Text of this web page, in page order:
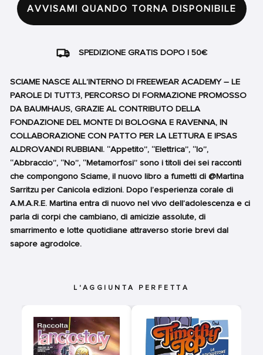
AVVISAMI QUANDO TORNA DISPONIBILE
SPEDIZIONE GRATIS DOPO I 50€
SCIAME NASCE ALL’INTERNO DI FREEWEAR ACADEMY – LE
PAROLE DI TUTTЗ, PERCORSO DI FORMAZIONE PROMOSSO
DA BAUMHAUS, GRAZIE AL CONTRIBUTO DELLA
FONDAZIONE DEL MONTE DI BOLOGNA E RAVENNA, IN
COLLABORAZIONE CON PATTO PER LA LETTURA E IPSAS
ALDROVANDI RUBBIANI. “Appetito”, “Elettrica”, “Io”,
“Abbraccio”, “No”, “Metamorfosi” sono i titoli dei sei racconti
che compongono Sciame, il nuovo libro a fumetti di @Martina
Sarritzu per Canicola edizioni. Dopo l’esperienza corale di
A.M.A.R.E. Martina entra di nuovo nel vivo dell’adolescenza e ci
parla di corpi che cambiano, di amicizie assolute, di
smarrimento e lotte quotidiane attraverso storie brevi dal
sapore agrodolce.
L'AGGIUNTA PERFETTA